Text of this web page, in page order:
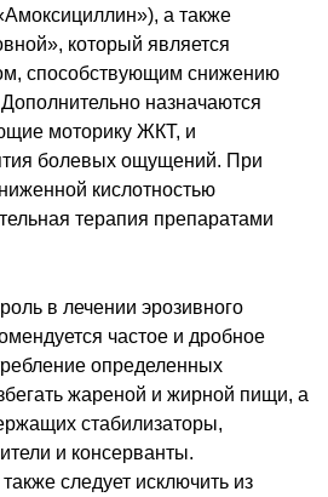
а также
который является
способствующим снижению
назначаются
моторику ЖКТ, и
болевых ощущений. При
кислотностью
терапия препаратами
в лечении эрозивного
частое и дробное
определенных
жареной и жирной пищи, а
стабилизаторы,
и консерванты.
следует исключить из